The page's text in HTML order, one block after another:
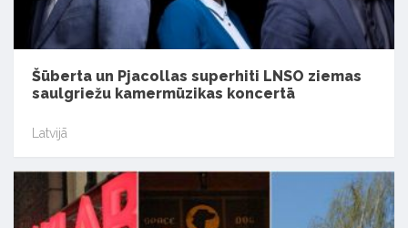
Šūberta un Pjacollas superhiti LNSO ziemas
saulgriežu kamermūzikas koncertā
Latvijā